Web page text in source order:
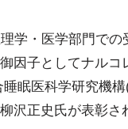
学・医学部門での
因子としてナルコ
眠医科学研究機
沢正史氏が表彰さ